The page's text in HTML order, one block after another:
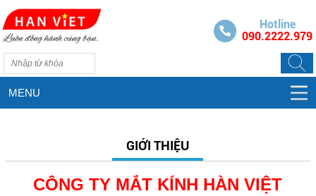
Hotline
090.2222.979
MENU
GIỚI THIỆU
CÔNG TY MẮT KÍNH HÀN VIỆT